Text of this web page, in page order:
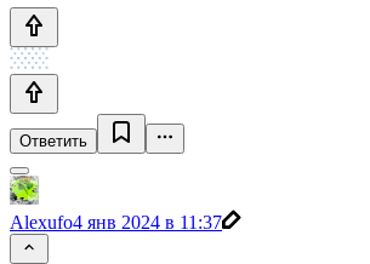
Ответить
Alexufo4 янв 2024 в 11:37